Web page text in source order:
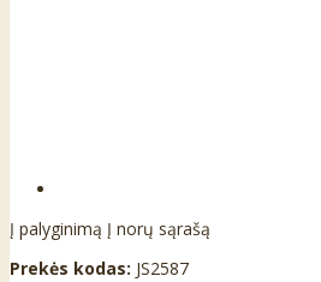
Į palyginimą Į norų sąrašą
Prekės kodas: JS2587